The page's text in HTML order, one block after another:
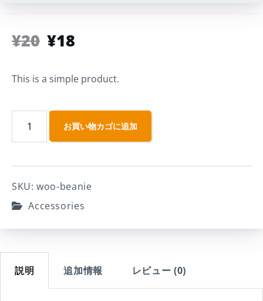
¥20 ¥18
This is a simple product.
お買い物カゴに追加
SKU:woo-beanie
Accessories
説明 追加情報 レビュー (0)